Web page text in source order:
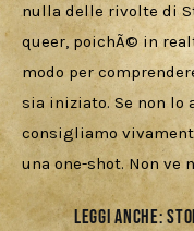
nulla delle rivolte di
queer, poichÃ© in
modo per
sia iniziato. Se non lo
consigliamo
una one-shot. Non ve
Leggi anche: